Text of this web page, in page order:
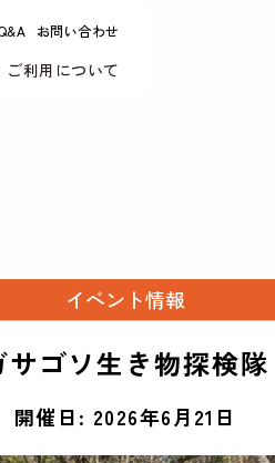
お問い合わせ
ご利用について
イベント情報
サゴソ生き物探検隊
開催日: 2026年6月21日